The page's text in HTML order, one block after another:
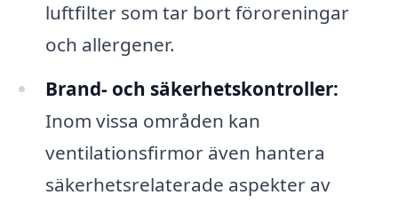
luftfilter som tar bort föroreningar
och allergener.
Brand- och säkerhetskontroller:
Inom vissa områden kan
ventilationsfirmor även hantera
säkerhetsrelaterade aspekter av